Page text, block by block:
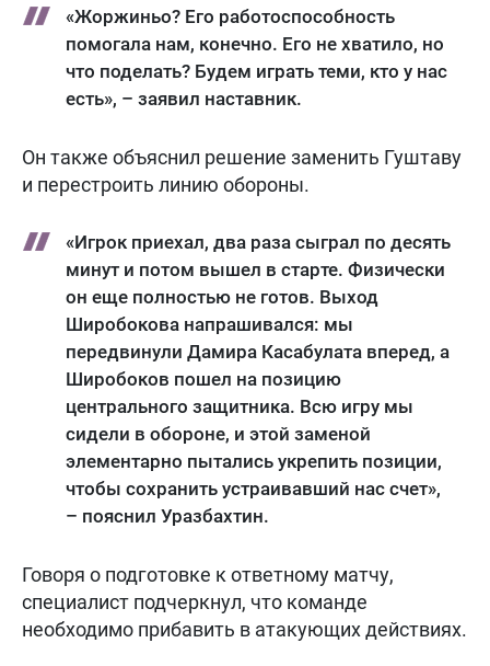
«Жоржиньо? Его работоспособность
помогала нам, конечно. Его не хватило, но
что поделать? Будем играть теми, кто у нас
есть», – заявил наставник.
Он также объяснил решение заменить Гуштаву
и перестроить линию обороны.
«Игрок приехал, два раза сыграл по десять
минут и потом вышел в старте. Физически
он еще полностью не готов. Выход
Широбокова напрашивался: мы
передвинули Дамира Касабулата вперед, а
Широбоков пошел на позицию
центрального защитника. Всю игру мы
сидели в обороне, и этой заменой
элементарно пытались укрепить позиции,
чтобы сохранить устраивавший нас счет»,
– пояснил Уразбахтин.
Говоря о подготовке к ответному матчу,
специалист подчеркнул, что команде
необходимо прибавить в атакующих действиях.